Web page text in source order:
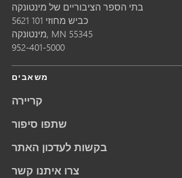
בתי הספר הציבוריים של מינטונקה
5621 כביש מחוזי 101
מינטונקה, MN 55345
952-401-5000
משאבים
קריירה
שתפו סיפור
בקשות לעדכון האתר
צרו איתנו קשר